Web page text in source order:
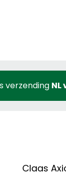
verzending NL